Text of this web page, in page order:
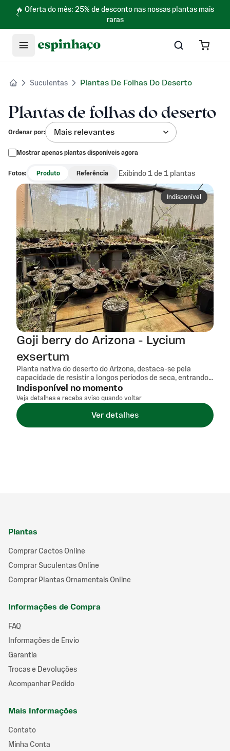
🔥 Oferta do mês: 25% de desconto nas nossas plantas mais
raras
Suculentas Plantas De Folhas Do Deserto
Plantas de folhas do deserto
Ordenar por: Mais relevantes
Mostrar apenas plantas disponíveis agora
Fotos: Produto Referência Exibindo 1 de 1 plantas
Indisponível
Goji berry do Arizona - Lycium
exsertum
Planta nativa do deserto do Arizona, destaca-se pela
capacidade de resistir a longos períodos de seca, entrando
em dormência e rebrotando rapidamente após as chuvas.
Suas flores lavanda e bagas vermelhas atraem aves,
conferindo vida e cor a jardins secos. Ideal para quem busca
uma planta rústica, de baixa manutenção e adaptada a
climas áridos.
Indisponível no momento
Veja detalhes e receba aviso quando voltar
Ver detalhes
Plantas
Comprar Cactos Online
Comprar Suculentas Online
Comprar Plantas Ornamentais Online
Informações de Compra
FAQ
Informações de Envio
Garantia
Trocas e Devoluções
Acompanhar Pedido
Mais Informações
Contato
Minha Conta